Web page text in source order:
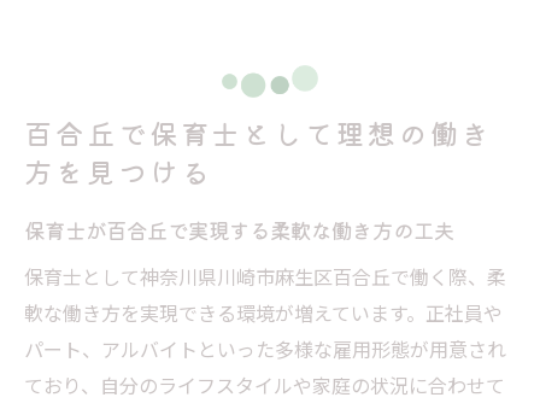
百合丘エリアで保育士が長く働ける理由と
は
保育士資格を生かす百合丘求人の魅力を解
神奈川県川崎市麻生区の保育士求人最新動向
保育士求人情報の最新トレンドを徹底分析
川崎市麻生区で保育士需要が高まる背景と
は
百合丘で保育士として理想の働き
方を見つける
保育士が百合丘で実現する柔軟な働き方の工夫
保育士として神奈川県川崎市麻生区百合丘で働く際、柔
軟な働き方を実現できる環境が増えています。正社員や
パート、アルバイトといった多様な雇用形態が用意され
ており、自分のライフスタイルや家庭の状況に合わせて